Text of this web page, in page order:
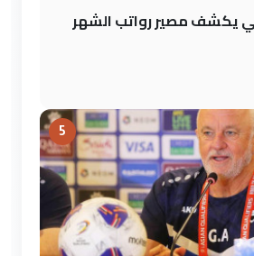
يكشف مصير رواتب الشهر
5